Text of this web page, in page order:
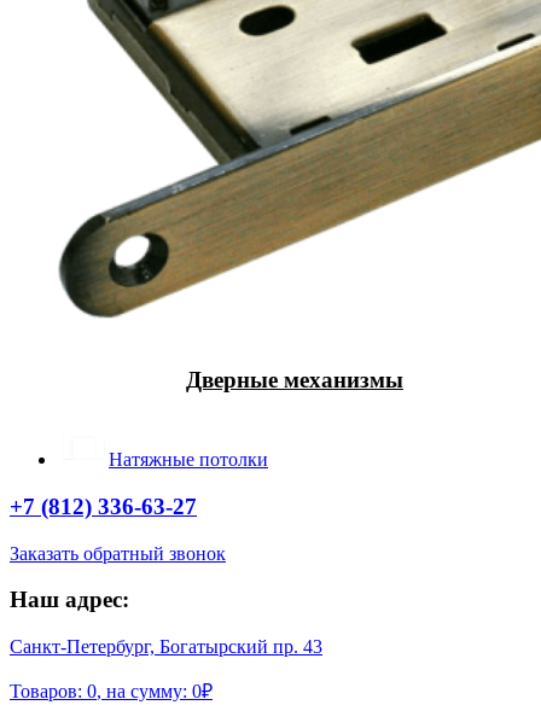
Дверные механизмы
Натяжные потолки
+7 (812) 336-63-27
Заказать обратный звонок
Наш адрес:
Санкт-Петербург, Богатырский пр. 43
Товаров: 0, на сумму: 0₽